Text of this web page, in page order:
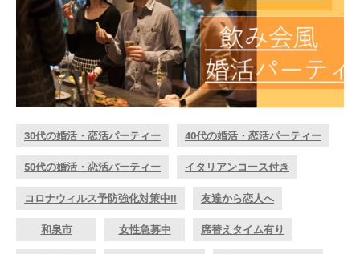
30代の婚活・恋活パーティー 40代の婚活・恋活パーティー
50代の婚活・恋活パーティー イタリアンコース付き
コロナウィルス予防強化対策中!! 友達から恋人へ
和泉市 女性急募中 席替えタイム有り